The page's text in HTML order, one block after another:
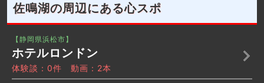
佐鳴湖の周辺にある心スポ
【静岡県浜松市】
ホテルロンドン
体験談：0件 動画：2本